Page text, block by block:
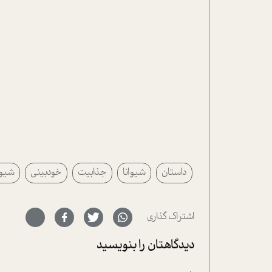
داستان شیوانا جذابیت خودبینی
اشتراک گذاری
دیدگاهتان را بنویسید